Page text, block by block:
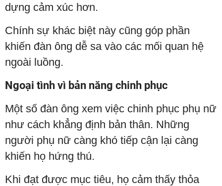
dựng cảm xúc hơn.
Chính sự khác biệt này cũng góp phần
khiến đàn ông dễ sa vào các mối quan hệ
ngoài luồng.
Ngoại tình vì bản năng chinh phục
Một số đàn ông xem việc chinh phục phụ nữ
như cách khẳng định bản thân. Những
người phụ nữ càng khó tiếp cận lại càng
khiến họ hứng thú.
Khi đạt được mục tiêu, họ cảm thấy thỏa